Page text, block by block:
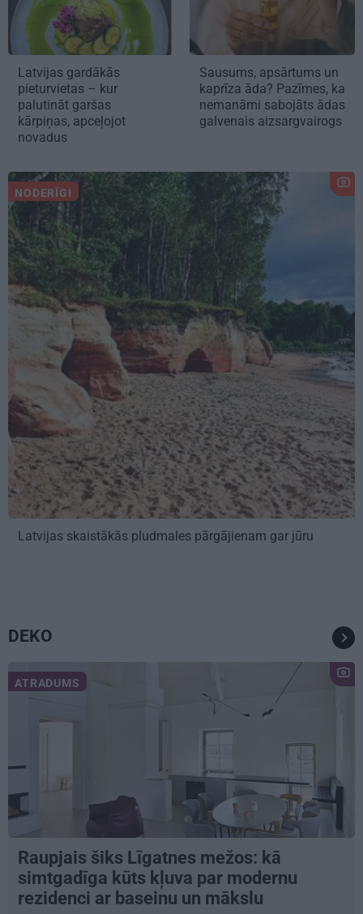
Latvijas gardākās
pieturvietas – kur
palutināt garšas
kārpiņas, apceļojot
novadus
Sausums, apsārtums un
kaprīza āda? Pazīmes, ka
nemanāmi sabojāts ādas
galvenais aizsargvairogs
NODERĪGI
Latvijas skaistākās pludmales pārgājienam gar jūru
DEKO
ATRADUMS
Raupjais šiks Līgatnes mežos: kā
simtgadīga kūts kļuva par modernu
rezidenci ar baseinu un mākslu